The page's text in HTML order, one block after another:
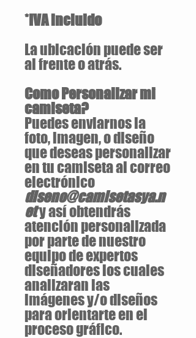
*IVA incluido
La ubicación puede ser
al frente o atrás.
Como Personalizar mi
camiseta?
Puedes enviarnos la
foto, imagen, o diseño
que deseas personalizar
en tu camiseta al correo
electrónico
diseno@camisetasya.n
ety así obtendrás
atención personalizada
por parte de nuestro
equipo de expertos
diseñadores los cuales
analizaran las
imágenes y/o diseños
para orientarte en el
proceso gráfico.